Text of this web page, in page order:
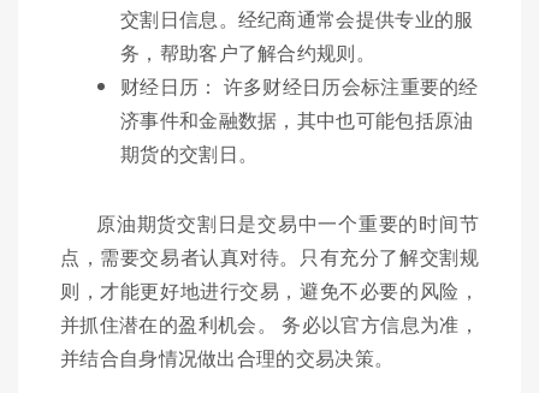
交割日信息。经纪商通常会提供专业的服
务，帮助客户了解合约规则。
财经日历： 许多财经日历会标注重要的经
济事件和金融数据，其中也可能包括原油
期货的交割日。
原油期货交割日是交易中一个重要的时间节
点，需要交易者认真对待。只有充分了解交割规
则，才能更好地进行交易，避免不必要的风险，
并抓住潜在的盈利机会。 务必以官方信息为准，
并结合自身情况做出合理的交易决策。